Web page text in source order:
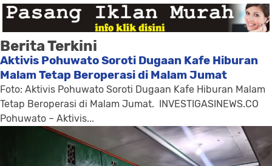
Berita Terkini
Aktivis Pohuwato Soroti Dugaan Kafe Hiburan
Malam Tetap Beroperasi di Malam Jumat
Foto: Aktivis Pohuwato Soroti Dugaan Kafe Hiburan Malam
Tetap Beroperasi di Malam Jumat. INVESTIGASINEWS.CO
Pohuwato – Aktivis...